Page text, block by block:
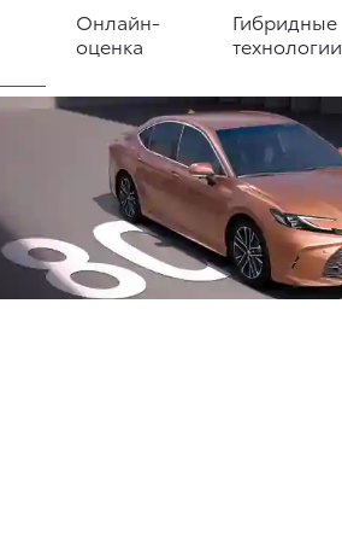
Онлайн-
оценка
Гибридные
технологии